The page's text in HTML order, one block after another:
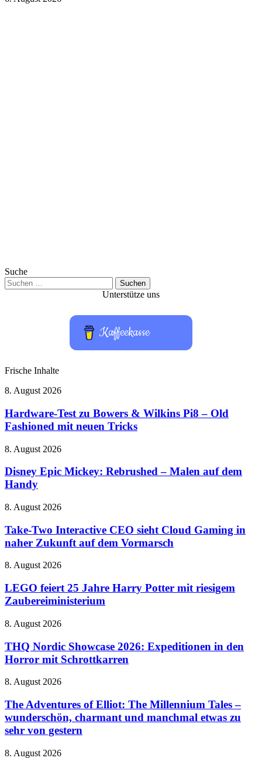
Suche
Suchen
nach:
Unterstütze uns
Kaffeekasse
Frische Inhalte
Hardware-
zu
Bowers
&
Pi8
Old
Fashioned
neuen
8. August 2026
Hardware-Test zu Bowers & Wilkins Pi8 – Old
Fashioned mit neuen Tricks
Disney
Mickey:
Rebrushed
–
auf
Handy
8. August 2026
Disney Epic Mickey: Rebrushed – Malen auf dem
Handy
Take-
Interactive
CEO
sieht
Gaming
naher
Zukunft
dem
8. August 2026
Take-Two Interactive CEO sieht Cloud Gaming in
naher Zukunft auf dem Vormarsch
LEGO
25
Jahre
Harry
mit
Zaubereiministerium
8. August 2026
LEGO feiert 25 Jahre Harry Potter mit riesigem
Zaubereiministerium
THQ
Showcase
2026:
Expeditionen
den
mit
Schrottkarren
8. August 2026
THQ Nordic Showcase 2026: Expeditionen in den
Horror mit Schrottkarren
The
of
Elliot:
The
Millennium
–
8. August 2026
The Adventures of Elliot: The Millennium Tales –
wunderschön, charmant und manchmal etwas zu
sehr von gestern
Corsair
8. August 2026